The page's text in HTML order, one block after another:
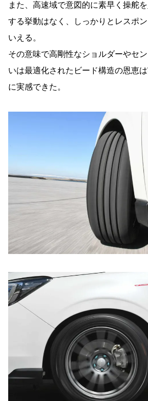
また、高速域で意図的に素早く操舵
する挙動はなく、しっかりとレスポ
いえる。
その意味で高剛性なショルダーやセ
いは最適化されたビード構造の恩恵
に実感できた。